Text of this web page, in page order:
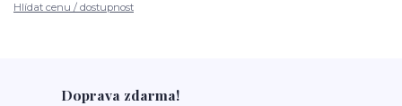
Hlídat cenu / dostupnost
Doprava zdarma!